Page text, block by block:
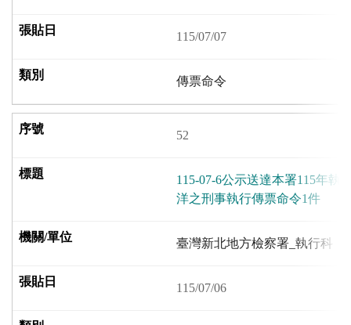
115/07/07
傳票命令
52
115-07-6公示送達本署115年執
洋之刑事執行傳票命令1件
臺灣新北地方檢察署_執行科
115/07/06